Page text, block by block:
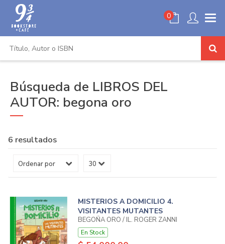
0
Búsqueda de LIBROS DEL
AUTOR: begona oro
6 resultados
MISTERIOS A DOMICILIO 4.
VISITANTES MUTANTES
BEGOÑA ORO / IL. ROGER ZANNI
En Stock